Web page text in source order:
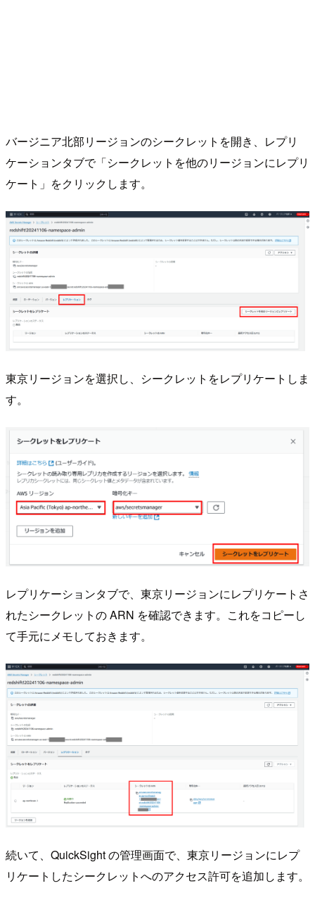
バージニア北部リージョンのシークレットを開き、レプリ
ケーションタブで「シークレットを他のリージョンにレプリ
ケート」をクリックします。
東京リージョンを選択し、シークレットをレプリケートしま
す。
レプリケーションタブで、東京リージョンにレプリケートさ
れたシークレットの ARN を確認できます。これをコピーし
て手元にメモしておきます。
続いて、QuickSight の管理画面で、東京リージョンにレプ
リケートしたシークレットへのアクセス許可を追加します。